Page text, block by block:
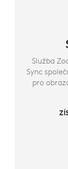
Služba
Sync
pro